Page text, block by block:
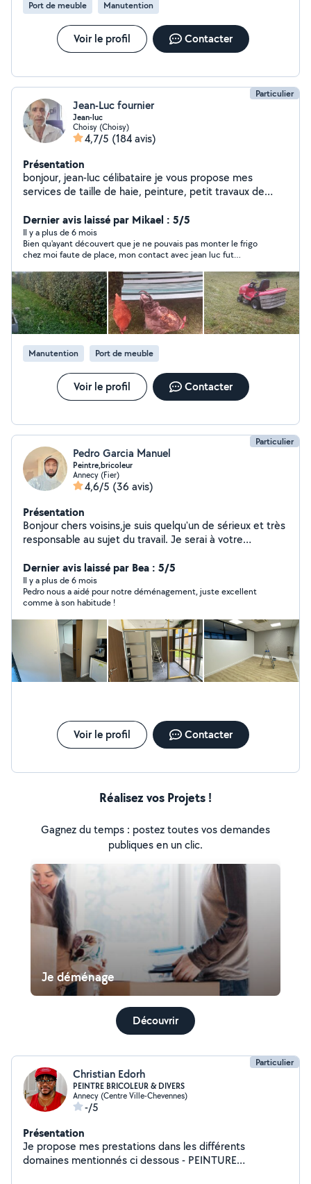
Port de meuble Manutention
Voir le profil Contacter
Particulier
Jean-Luc fournier
Jean-luc
Choisy (Choisy)
4,7/5 (184 avis)
Présentation
bonjour, jean-luc célibataire je vous propose mes
services de taille de haie, peinture, petit travaux de
Dernier avis laissé par Mikael : 5/5
Il y a plus de 6 mois
Bien qu'ayant découvert que je ne pouvais pas monter le frigo
chez moi faute de place, mon contact avec jean luc fut
Manutention Port de meuble
Voir le profil Contacter
Particulier
Pedro Garcia Manuel
Peintre,bricoleur
Annecy (Fier)
4,6/5 (36 avis)
Présentation
Bonjour chers voisins,je suis quelqu'un de sérieux et très
responsable au sujet du travail. Je serai à votre
calicots, déménagement,entretien de jardin etc.
toujours à votre disposition bien cordialement. Pedro
endy-Renov
Dernier avis laissé par Bea : 5/5
Il y a plus de 6 mois
Pedro nous a aidé pour notre déménagement, juste excellent
comme à son habitude !
Voir le profil Contacter
Réalisez vos Projets !
Gagnez du temps : postez toutes vos demandes
publiques en un clic.
Je déménage
Découvrir
Particulier
Christian Edorh
PEINTRE BRICOLEUR & DIVERS
Annecy (Centre Ville-Chevennes)
-/5
Présentation
Je propose mes prestations dans les différents
domaines mentionnés ci dessous - PEINTURE